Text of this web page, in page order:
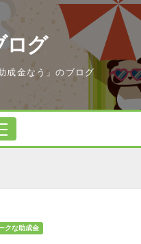
ログ
成金なう」のブログ
クな助成金